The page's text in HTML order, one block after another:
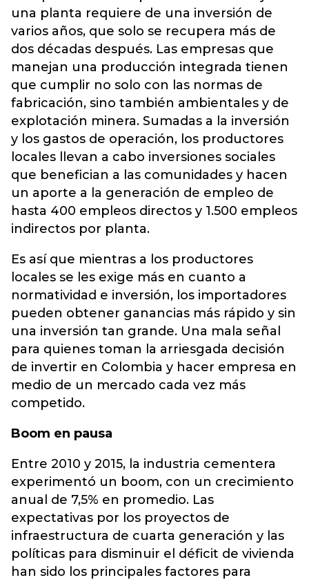
una planta requiere de una inversión de
varios años, que solo se recupera más de
dos décadas después. Las empresas que
manejan una producción integrada tienen
que cumplir no solo con las normas de
fabricación, sino también ambientales y de
explotación minera. Sumadas a la inversión
y los gastos de operación, los productores
locales llevan a cabo inversiones sociales
que benefician a las comunidades y hacen
un aporte a la generación de empleo de
hasta 400 empleos directos y 1.500 empleos
indirectos por planta.
Es así que mientras a los productores
locales se les exige más en cuanto a
normatividad e inversión, los importadores
pueden obtener ganancias más rápido y sin
una inversión tan grande. Una mala señal
para quienes toman la arriesgada decisión
de invertir en Colombia y hacer empresa en
medio de un mercado cada vez más
competido.
Boom en pausa
Entre 2010 y 2015, la industria cementera
experimentó un boom, con un crecimiento
anual de 7,5% en promedio. Las
expectativas por los proyectos de
infraestructura de cuarta generación y las
políticas para disminuir el déficit de vivienda
han sido los principales factores para